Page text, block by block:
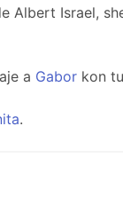
Albert Israel,
a Gabor kon
.